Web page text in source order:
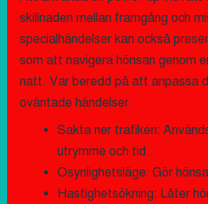
skillnaden mellan framgång och
specialhändelser kan också
som att navigera hönsan genom
natt. Var beredd på att anpassa
oväntade händelser.
Sakta ner trafiken:
utrymme och tid.
Osynlighetsläge: Gör
Hastighetsökning: Låter